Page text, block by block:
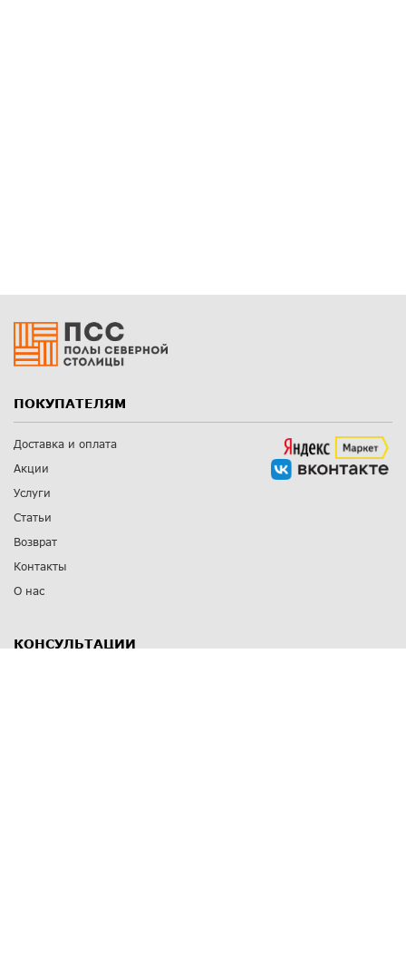
ПОКУПАТЕЛЯМ
Доставка и оплата
Акции
Услуги
Статьи
Возврат
Контакты
О нас
КОНСУЛЬТАЦИИ